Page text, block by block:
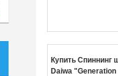
Купить Спиннинг
Daiwa